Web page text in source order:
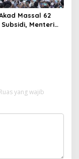
Massal 62
Subsidi, Menteri
Ruas yang wajib